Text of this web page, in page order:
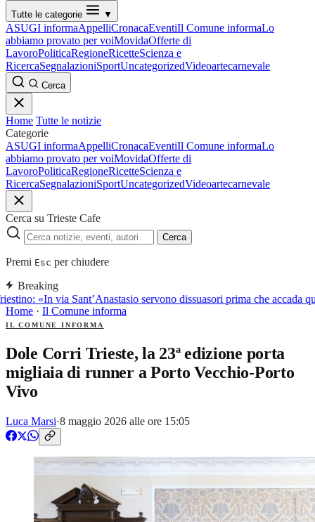
Tutte le categorie ▼
ASUGI informaAppelliCronacaEventiIl Comune informaLo
abbiamo provato per voiMovidaOfferte di
LavoroPoliticaRegioneRicetteScienza e
RicercaSegnalazioniSportUncategorizedVideoartecarnevale
Cerca
Home Tutte le notizie
Categorie
ASUGI informaAppelliCronacaEventiIl Comune informaLo
abbiamo provato per voiMovidaOfferte di
LavoroPoliticaRegioneRicetteScienza e
RicercaSegnalazioniSportUncategorizedVideoartecarnevale
Cerca su Trieste Cafe
Cerca
Premi Esc per chiudere
Breaking
«In via Sant’Anastasio servono dissuasori prima che accada
Home · Il Comune informa
IL COMUNE INFORMA
Dole Corri Trieste, la 23ª edizione porta
migliaia di runner a Porto Vecchio-Porto
Vivo
Luca Marsi·8 maggio 2026 alle ore 15:05